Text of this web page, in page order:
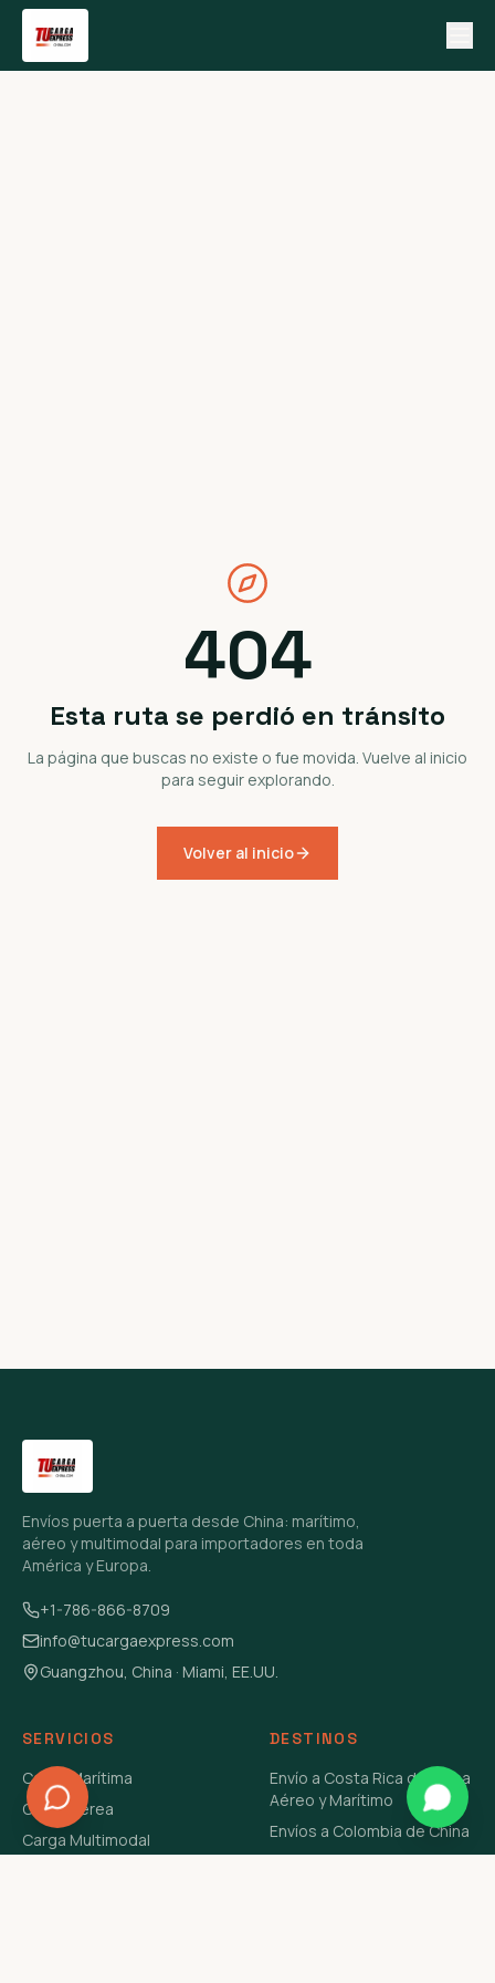
404
Esta ruta se perdió en tránsito
La página que buscas no existe o fue movida. Vuelve al inicio
para seguir explorando.
Volver al inicio
Envíos puerta a puerta desde China: marítimo,
aéreo y multimodal para importadores en toda
América y Europa.
+1-786-866-8709
info@tucargaexpress.com
Guangzhou, China · Miami, EE.UU.
SERVICIOS
Carga Marítima
Carga Aérea
Carga Multimodal
DESTINOS
Envío a Costa Rica de China
Aéreo y Marítimo
Envíos a Colombia de China